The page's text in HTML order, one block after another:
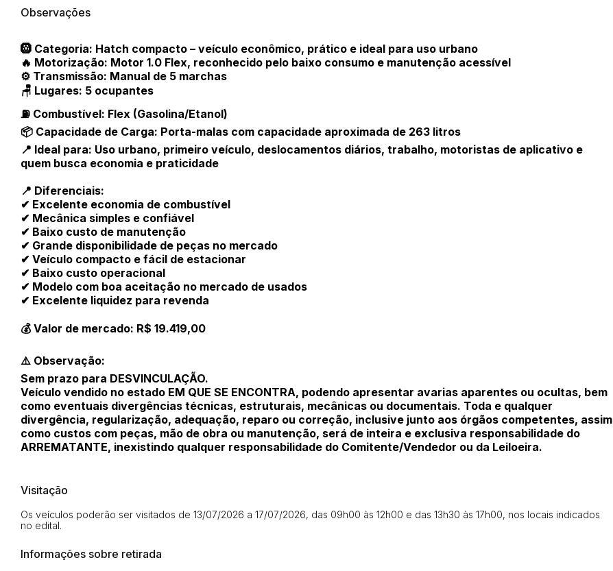
Observações
🛞 Categoria: Hatch compacto – veículo econômico, prático e ideal para uso urbano
🔥 Motorização: Motor 1.0 Flex, reconhecido pelo baixo consumo e manutenção acessível
⚙️ Transmissão: Manual de 5 marchas
🪑 Lugares: 5 ocupantes
⛽ Combustível: Flex (Gasolina/Etanol)
📦 Capacidade de Carga: Porta-malas com capacidade aproximada de 263 litros
📍 Ideal para: Uso urbano, primeiro veículo, deslocamentos diários, trabalho, motoristas de aplicativo e
quem busca economia e praticidade
📍 Diferenciais:
✔ Excelente economia de combustível
✔ Mecânica simples e confiável
✔ Baixo custo de manutenção
✔ Grande disponibilidade de peças no mercado
✔ Veículo compacto e fácil de estacionar
✔ Baixo custo operacional
✔ Modelo com boa aceitação no mercado de usados
✔ Excelente liquidez para revenda
💰 Valor de mercado: R$ 19.419,00
⚠️ Observação:
Sem prazo para DESVINCULAÇÃO.
Veículo vendido no estado EM QUE SE ENCONTRA, podendo apresentar avarias aparentes ou ocultas, bem
como eventuais divergências técnicas, estruturais, mecânicas ou documentais. Toda e qualquer
divergência, regularização, adequação, reparo ou correção, inclusive junto aos órgãos competentes, assim
como custos com peças, mão de obra ou manutenção, será de inteira e exclusiva responsabilidade do
ARREMATANTE, inexistindo qualquer responsabilidade do Comitente/Vendedor ou da Leiloeira.
Visitação
Os veículos poderão ser visitados de 13/07/2026 a 17/07/2026, das 09h00 às 12h00 e das 13h30 às 17h00, nos locais indicados
no edital.
Informações sobre retirada
Envie sua Proposta
Data Usuário
14/04/2025 18:43:11 TIAGOFELIPE
14/04/2025 18:43:11
Clique aqui para fazer login
Habilite-se para efetuar lances ou propostas